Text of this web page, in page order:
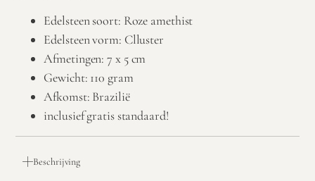
Edelsteen soort: Roze amethist
Edelsteen vorm: Clluster
Afmetingen: 7 x 5 cm
Gewicht: 110 gram
Afkomst: Brazilië
inclusief gratis standaard!
Beschrijving